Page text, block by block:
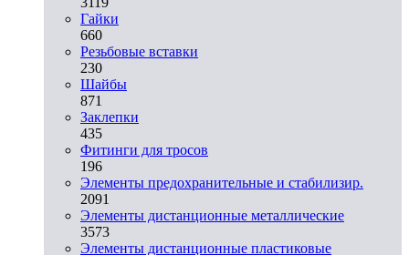
Гайки
660
Резьбовые вставки
230
Шайбы
871
Заклепки
435
Фитинги для тросов
196
Элементы предохранительные и стабилизир.
2091
Элементы дистанционные металлические
3573
Элементы дистанционные пластиковые